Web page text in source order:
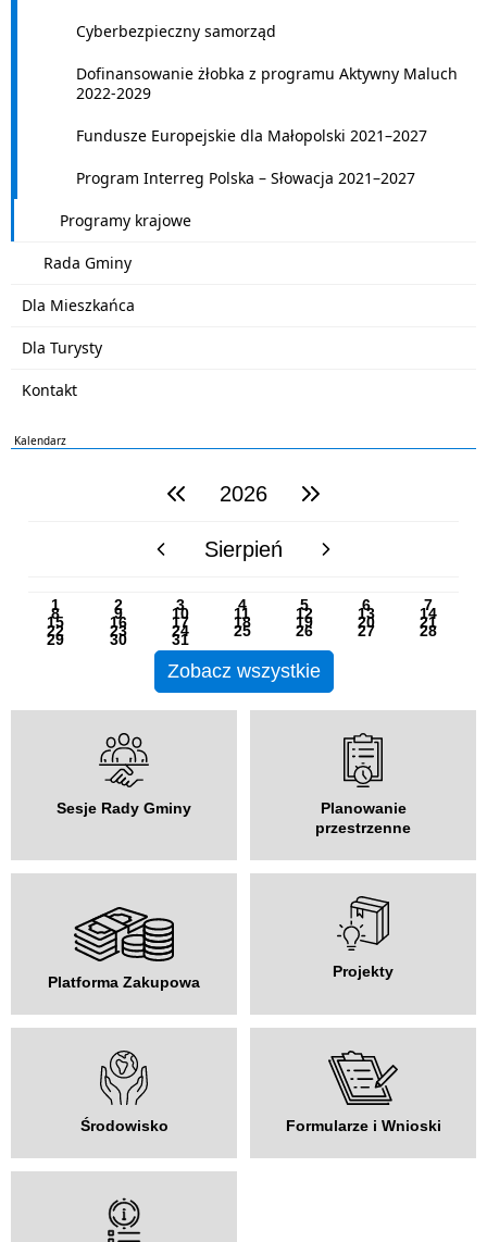
Cyberbezpieczny samorząd
Dofinansowanie żłobka z programu Aktywny Maluch
2022-2029
Fundusze Europejskie dla Małopolski 2021–2027
Program Interreg Polska – Słowacja 2021–2027
Programy krajowe
Rada Gminy
Dla Mieszkańca
Dla Turysty
Kontakt
Kalendarz
poprzedni rok2026 następny rok
poprzedni miesiącSierpień następny miesiąc
1 2 3 4 5 6 7
8 9 10 11 12 13 14
15 16 17 18 19 20 21
22 23 24 25 26 27 28
29 30 31
Zobacz wszystkie
Sesje Rady Gminy
Planowanie
przestrzenne
Platforma Zakupowa
Projekty
Środowisko Formularze i Wnioski